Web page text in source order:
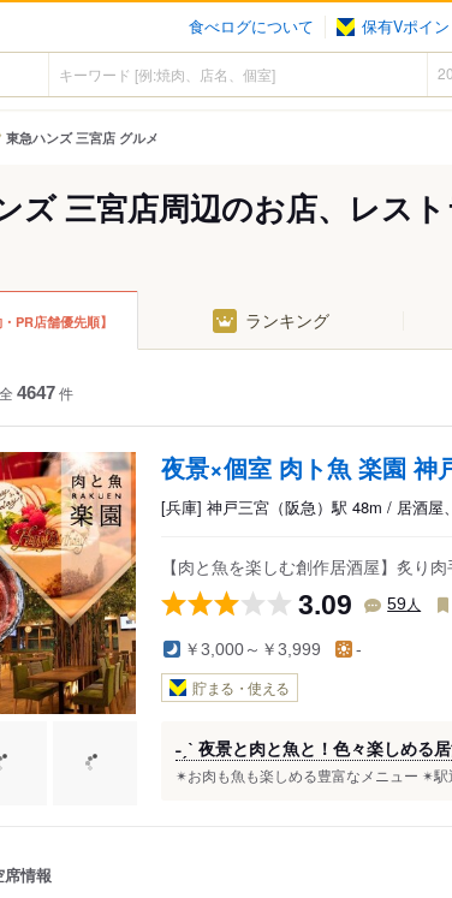
食べログについて 保有Vポイン
東急ハンズ 三宮店 グルメ
ズ 三宮店周辺のお店、レス
・PR店舗優先順】 ランキング
全 4647件
夜景×個室 肉ト魚 楽園 神
[兵庫] 神戸三宮（阪急）駅 48m / 居酒屋
【肉と魚を楽しむ創作居酒屋】炙り
3.09 59人
￥3,000～￥3,999 -
貯まる・使える
˗ˏˋ 夜景と肉と魚と！色々楽しめる
✴︎お肉も魚も楽しめる豊富なメニュー ✴︎
席情報